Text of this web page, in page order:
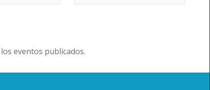
eventos publicados.